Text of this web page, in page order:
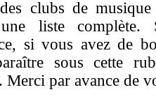
clubs de
liste
si vous avez de
sous cette
Merci par avance de